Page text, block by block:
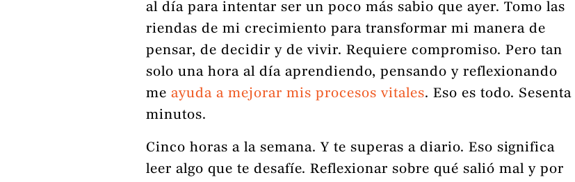
al día para intentar ser un poco más sabio que ayer. Tomo las
riendas de mi crecimiento para transformar mi manera de
pensar, de decidir y de vivir. Requiere compromiso. Pero tan
solo una hora al día aprendiendo, pensando y reflexionando
me ayuda a mejorar mis procesos vitales. Eso es todo. Sesenta
minutos.
Cinco horas a la semana. Y te superas a diario. Eso significa
leer algo que te desafíe. Reflexionar sobre qué salió mal y por